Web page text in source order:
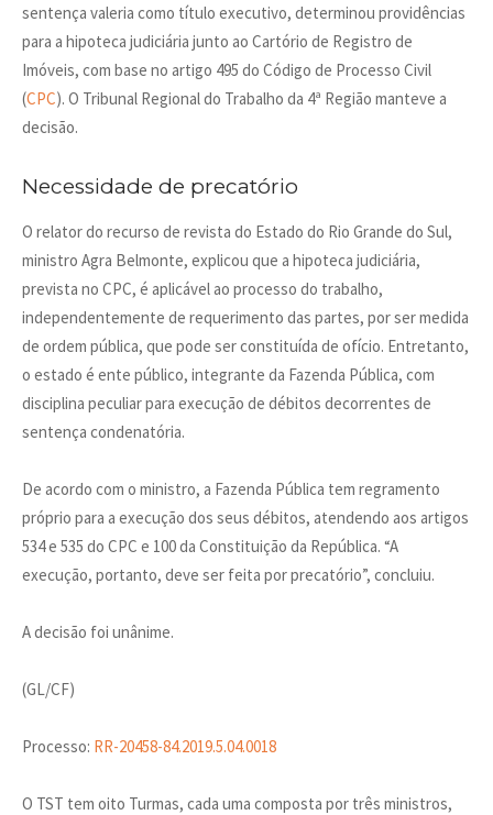
sentença valeria como título executivo, determinou providências
para a hipoteca judiciária junto ao Cartório de Registro de
Imóveis, com base no artigo 495 do Código de Processo Civil
(CPC). O Tribunal Regional do Trabalho da 4ª Região manteve a
decisão.
Necessidade de precatório
O relator do recurso de revista do Estado do Rio Grande do Sul,
ministro Agra Belmonte, explicou que a hipoteca judiciária,
prevista no CPC, é aplicável ao processo do trabalho,
independentemente de requerimento das partes, por ser medida
de ordem pública, que pode ser constituída de ofício. Entretanto,
o estado é ente público, integrante da Fazenda Pública, com
disciplina peculiar para execução de débitos decorrentes de
sentença condenatória.
De acordo com o ministro, a Fazenda Pública tem regramento
próprio para a execução dos seus débitos, atendendo aos artigos
534 e 535 do CPC e 100 da Constituição da República. “A
execução, portanto, deve ser feita por precatório”, concluiu.
A decisão foi unânime.
(GL/CF)
Processo: RR-20458-84.2019.5.04.0018
O TST tem oito Turmas, cada uma composta por três ministros,